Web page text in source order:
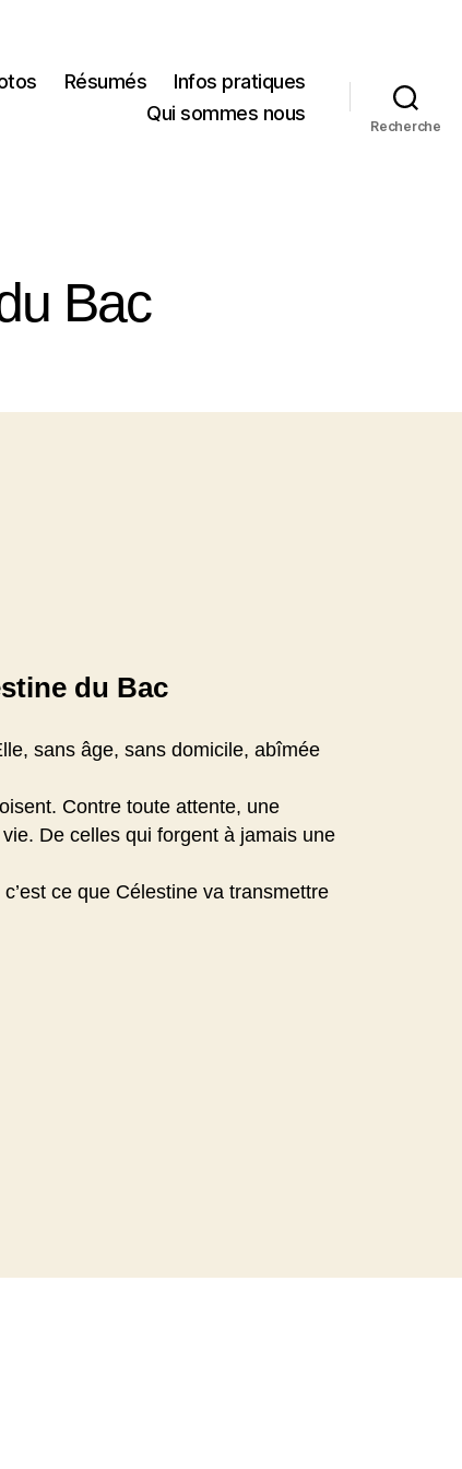
Résumés
Infos pratiques
Qui sommes nous
Recherche
Bac
du Bac
sans âge, sans domicile, abîmée
Contre toute attente, une
De celles qui forgent à jamais une
ce que Célestine va transmettre